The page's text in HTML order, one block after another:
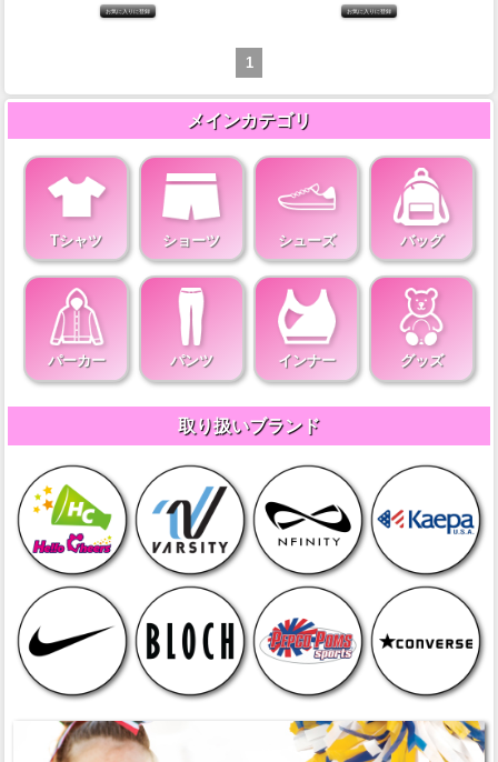
1
メインカテゴリ
Tシャツ ショーツ シューズ バッグ
パーカー パンツ インナー グッズ
取り扱いブランド